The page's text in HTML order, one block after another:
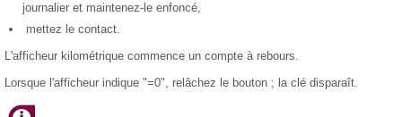
journalier et maintenez-le enfoncé,
mettez le contact.
L'afficheur kilométrique commence un compte à rebours.
Lorsque l'afficheur indique "=0", relâchez le bouton ; la clé disparaît.